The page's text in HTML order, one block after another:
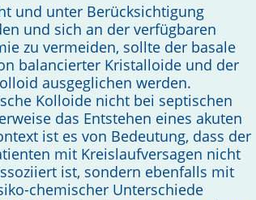
und unter Berücksichtigung
und sich an der verfügbaren
zu vermeiden, sollte der basale
balancierter Kristalloide und der
ausgeglichen werden.
Kolloide nicht bei septischen
das Entstehen eines akuten
ist es von Bedeutung, dass der
mit Kreislaufversagen nicht
ist, sondern ebenfalls mit
chemischer Unterschiede